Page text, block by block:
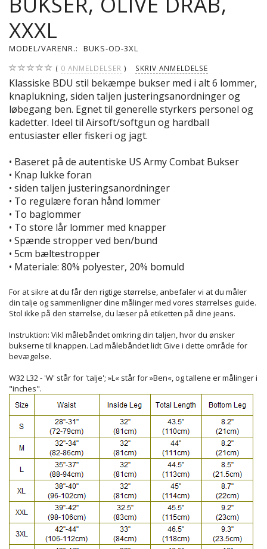
XXXL
MODEL/VARENR.: BUKS-OD-3XL
0 ANMELDELSER SKRIV ANMELDELSE
Klassiske BDU stil bekæmpe bukser med i alt 6 lommer,
knaplukning, siden taljen justeringsanordninger og
løbegang ben. Egnet til generelle styrkers personel og
kadetter. Ideel til Airsoft/softgun og hardball
entusiaster eller fiskeri og jagt.
• Baseret på de autentiske US Army Combat Bukser
• Knap lukke foran
• siden taljen justeringsanordninger
• To regulære foran hånd lommer
• To baglommer
• To store lår lommer med knapper
• Spænde stropper ved ben/bund
• 5cm bæltestropper
• Materiale: 80% polyester, 20% bomuld
For at sikre at du får den rigtige størrelse, anbefaler vi at du måler
din talje og sammenligner dine målinger med vores størrelses guide.
Stol ikke på den størrelse, du læser på etiketten på dine jeans.
Instruktion: Vikl målebåndet omkring din taljen, hvor du ønsker
bukserne til knappen. Lad målebåndet lidt Give i dette område for
bevægelse.
W32 L32 - 'W' står for 'talje'; »L« står for »Ben«, og tallene er målinger i
"inches".